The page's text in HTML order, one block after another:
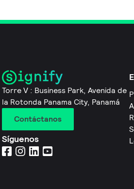
Torre V : Business Park, Avenida de
la Rotonda Panama City, Panamá
Contáctanos
Síguenos